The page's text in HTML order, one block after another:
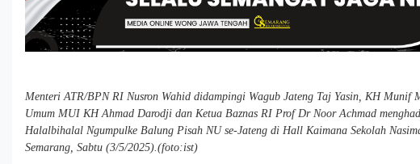
Menteri ATR/BPN RI Nusron Wahid didampingi Wagub Jateng Taj Yasin, KH Munif
Umum MUI KH Ahmad Darodji dan Ketua Baznas RI Prof Dr Noor Achmad
Halalbihalal Ngumpulke Balung Pisah NU se-Jateng di Hall Kaimana Sekolah
Semarang, Sabtu (3/5/2025).(foto:ist)